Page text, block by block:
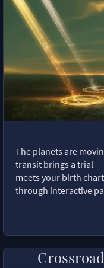
The planets are
transit brings a trial —
meets your birth
through interactive